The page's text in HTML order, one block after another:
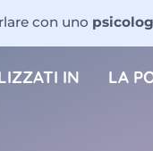
con uno
IN LA